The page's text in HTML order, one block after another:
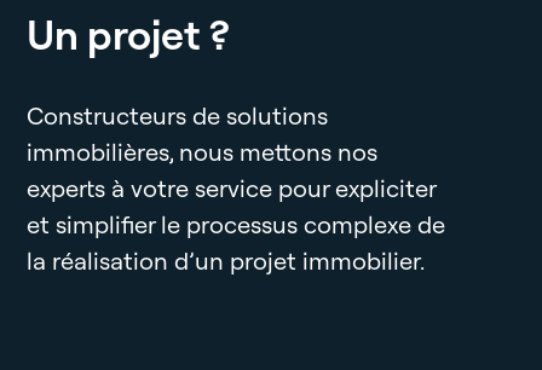
Un projet ?
Constructeurs de solutions
immobilières, nous mettons nos
experts à votre service pour expliciter
et simplifier le processus complexe de
la réalisation d’un projet immobilier.